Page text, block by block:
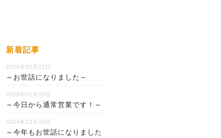
新着記事
2025年01月11日
～お世話になりました～
2025年01月06日
～今日から通常営業です！～
2024年12月26日
～今年もお世話になりました